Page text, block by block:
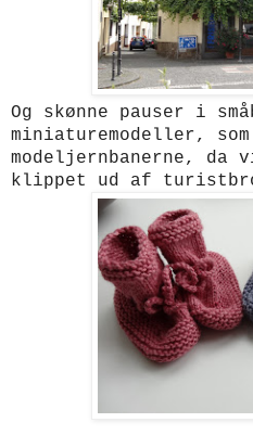
Og skønne pauser i
miniaturemodeller,
modeljernbanerne, da
klippet ud af